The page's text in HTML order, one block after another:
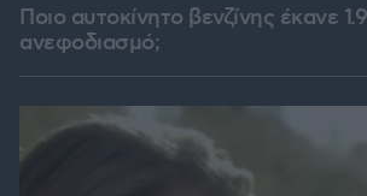
Ποιο αυτοκίνητο βενζίνης έκανε
ανεφοδιασμό;